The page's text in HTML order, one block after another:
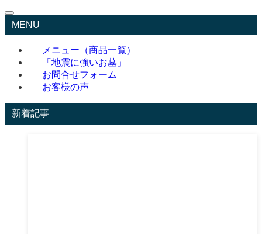
MENU
メニュー（商品一覧）
「地震に強いお墓」
お問合せフォーム
お客様の声
新着記事